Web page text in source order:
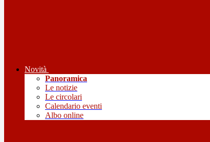
Novità
Panoramica
Le notizie
Le circolari
Calendario eventi
Albo online